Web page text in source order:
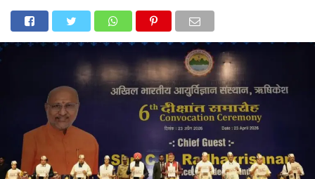
उत्तराखंड अल्मोड़ा उत्तरकाशी उधम सिंह नगरचंपावतचमोली टिहरी गढ़वाल
देहरादून
पिथौरागढ़पौड़ी गढ़वालबागेश्वररुद्रप्रयागहरिद्वार